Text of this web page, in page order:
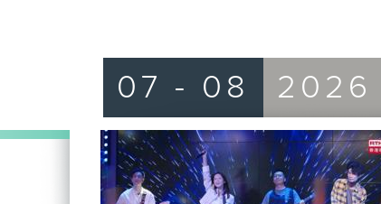
07 - 08 2026